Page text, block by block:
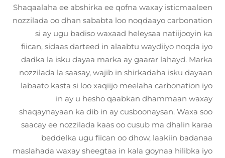
Shaqaalaha ee abshirka ee qofna waxay isticmaaleen
nozzilada oo dhan sababta loo noqdaayo carbonation
si ay ugu badiso waxaad heleysaa natiijooyin ka
fiican, sidaas darteed in alaabtu waydiiyo noqda iyo
dadka la isku dayaa marka ay gaarar lahayd. Marka
nozzilada la saasay, wajib in shirkadaha isku dayaan
labaato kasta si loo xaqiijo meelaha carbonation iyo
in ay u hesho qaabkan dhammaan waxay
shaqaynayaan ka dib in ay cusboonaysan. Waxa soo
saacay ee nozzilada kaas oo cusub ma dhalin karaa
beddelka ugu fiican oo dhow, laakiin badanaa
maslahada waxay sheegtaa in kala goynaa hilibka iyo